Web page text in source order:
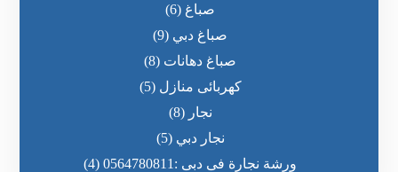
صباغ (6)
صباغ دبي (9)
صباغ دهانات (8)
كهربائى منازل (5)
نجار (8)
نجار دبي (5)
ورشة نجارة فى دبى :0564780811
(4)